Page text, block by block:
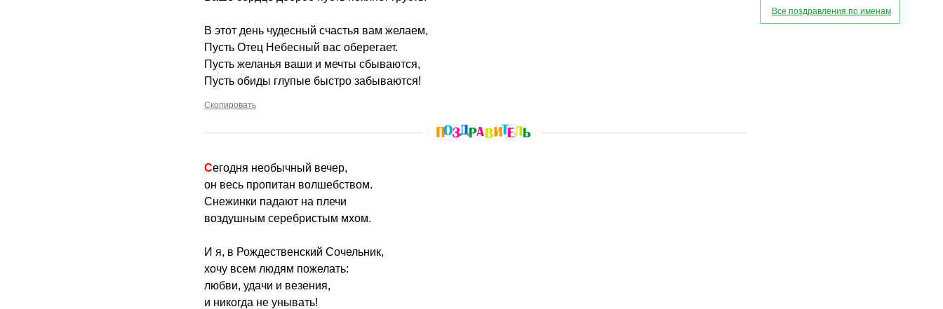
В этот день чудесный счастья вам желаем,
Пусть Отец Небесный вас оберегает.
Пусть желанья ваши и мечты сбываются,
Пусть обиды глупые быстро забываются!
Скопировать
Сегодня необычный вечер,
он весь пропитан волшебством.
Снежинки падают на плечи
воздушным серебристым мхом.
И я, в Рождественский Сочельник,
хочу всем людям пожелать:
любви, удачи и везения,
и никогда не унывать!
Все поздравления по именам